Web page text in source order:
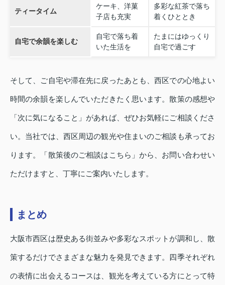
ティータイム
ケーキ、洋菓
子店も充実
多彩な紅茶で落ち
着くひととき
自宅で余韻を楽しむ
自宅で落ち着
いた生活を
たまにはゆっくり
自宅で過ごす
そして、ご自宅や滞在先に戻ったあとも、西区での心地よい
時間の余韻を楽しんでいただきたく思います。散策の感想や
「次に気になること」があれば、ぜひお気軽にご相談くださ
い。当社では、西区周辺の観光や住まいのご相談も承ってお
ります。「散策後のご相談はこちら」から、お問い合わせい
ただけますと、丁寧にご案内いたします。
まとめ
大阪市西区は歴史ある街並みや多彩なスポットが調和し、散
策するだけでさまざまな魅力を発見できます。四季それぞれ
の表情に出会えるコースは、観光を考えている方にとって特